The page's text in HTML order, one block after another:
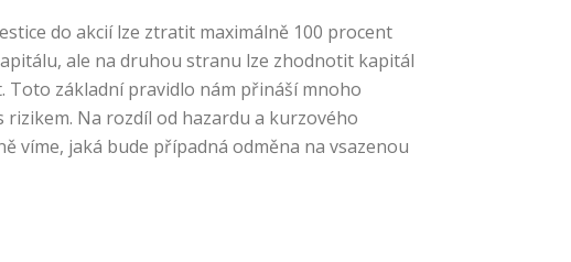
do akcií lze ztratit maximálně 100 procent
ale na druhou stranu lze zhodnotit kapitál
Toto základní pravidlo nám přináší mnoho
rizikem. Na rozdíl od hazardu a kurzového
víme, jaká bude případná odměna na vsazenou